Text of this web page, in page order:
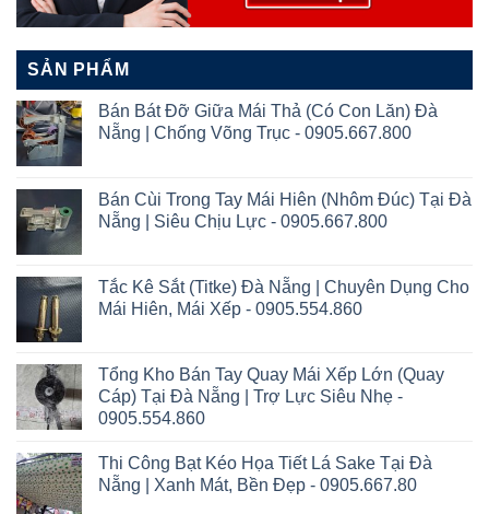
SẢN PHẨM
Bán Bát Đỡ Giữa Mái Thả (Có Con Lăn) Đà
Nẵng | Chống Võng Trục - 0905.667.800
Bán Cùi Trong Tay Mái Hiên (Nhôm Đúc) Tại Đà
Nẵng | Siêu Chịu Lực - 0905.667.800
Tắc Kê Sắt (Titke) Đà Nẵng | Chuyên Dụng Cho
Mái Hiên, Mái Xếp - 0905.554.860
Tổng Kho Bán Tay Quay Mái Xếp Lớn (Quay
Cáp) Tại Đà Nẵng | Trợ Lực Siêu Nhẹ -
0905.554.860
Thi Công Bạt Kéo Họa Tiết Lá Sake Tại Đà
Nẵng | Xanh Mát, Bền Đẹp - 0905.667.80